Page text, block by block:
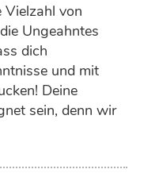
von
Ungeahntes
dich
und mit
Deine
sein, denn wir